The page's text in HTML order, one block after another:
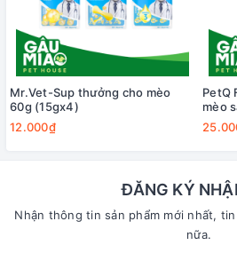
Mr.Vet-Sup thưởng cho mèo
60g (15gx4)
12.000₫
PetQ
mèo
ĐĂNG KÝ
Nhận thông tin sản phẩm mới nhất,
nữa.